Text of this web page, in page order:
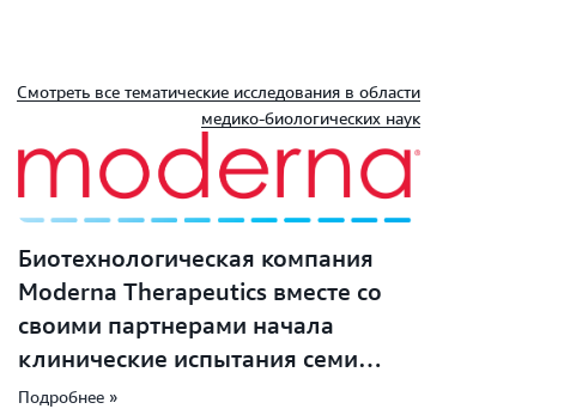
Смотреть все тематические исследования в области
медико-биологических наук
Биотехнологическая компания
Moderna Therapeutics вместе со
своими партнерами начала
клинические испытания семи
лекарств (еще девять находятся в
Подробнее »